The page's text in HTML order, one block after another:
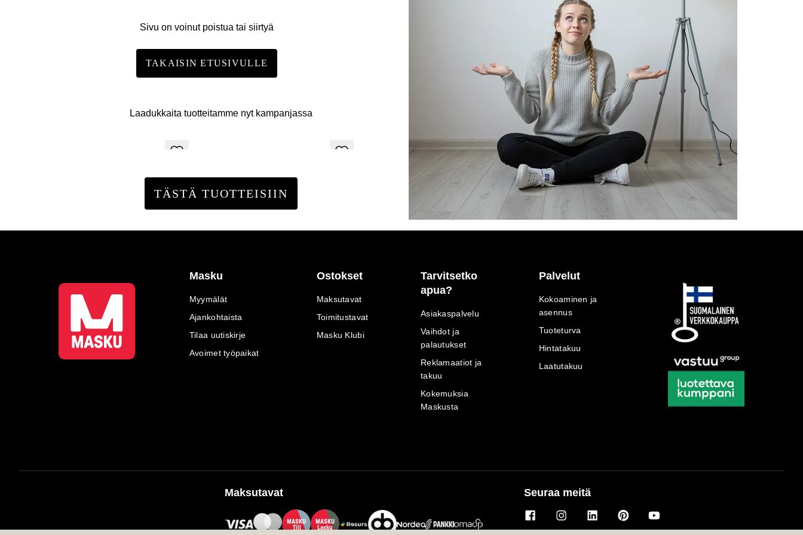
Sivu on voinut poistua tai siirtyä
TAKAISIN ETUSIVULLE
Laadukkaita tuotteitamme nyt kampanjassa
TÄSTÄ TUOTTEISIIN
Masku
Myymälät
Ajankohtaista
Tilaa uutiskirje
Avoimet työpaikat
Ostokset
Maksutavat
Toimitustavat
Masku Klubi
Tarvitsetko
apua?
Asiakaspalvelu
Vaihdot ja
palautukset
Reklamaatiot ja
takuu
Kokemuksia
Maskusta
Palvelut
Kokoaminen ja
asennus
Tuoteturva
Hintatakuu
Laatutakuu
Maksutavat
MASKU
Tili
MASKU
Lasku
Seuraa meitä